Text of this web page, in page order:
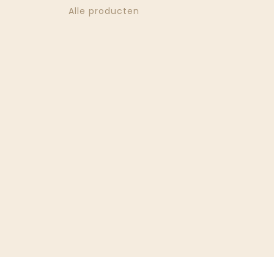
Alle producten